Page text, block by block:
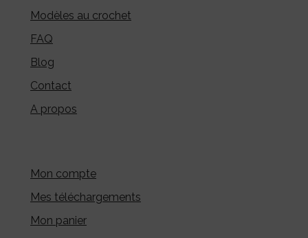
Modèles au crochet
FAQ
Blog
Contact
A propos
Mon compte
Mes téléchargements
Mon panier